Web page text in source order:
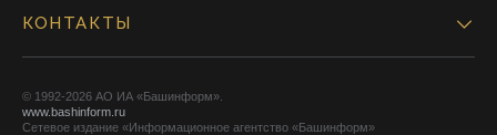
КОНТАКТЫ
© 1992-2026 АО ИА «Башинформ».
www.bashinform.ru
Сетевое издание «Информационное агентство «Башинформ»